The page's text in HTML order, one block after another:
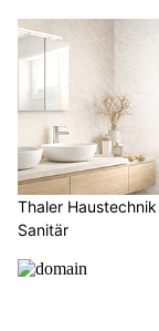
Thaler
Sanitär